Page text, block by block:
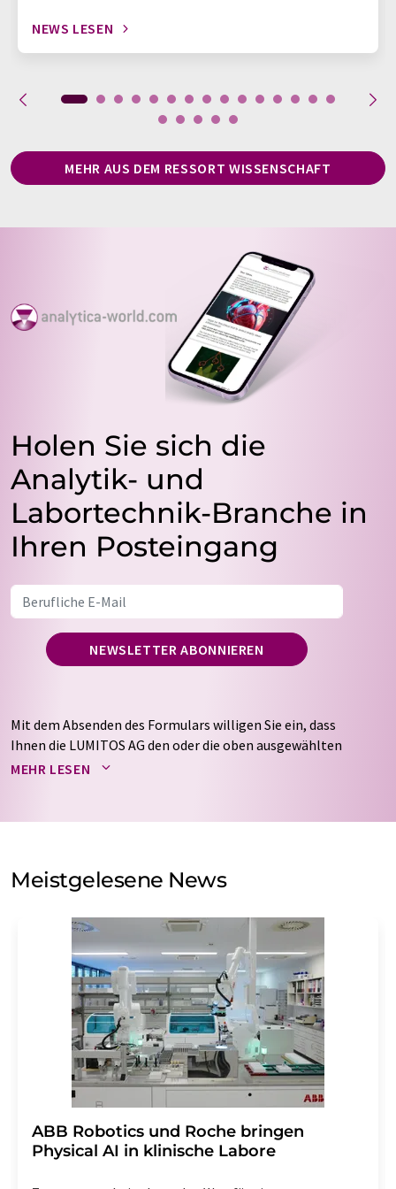
NEWS LESEN
MEHR AUS DEM RESSORT WISSENSCHAFT
Holen Sie sich die
Analytik- und
Labortechnik-Branche in
Ihren Posteingang
NEWSLETTER ABONNIEREN
Mit dem Absenden des Formulars willigen Sie ein, dass
Ihnen die LUMITOS AG den oder die oben ausgewählten
Newsletter per E-Mail zusendet. Ihre Daten werden
auf Basis unsererDatenschutzerklärung. LUMITOS darf
Meinungsforschung per E-Mail kontaktieren. Ihre
Einwilligung können Sie jederzeit ohne Angabe von
Str. 2, 12489 Berlin oder per E-Mail unter
widerruf@lumitos.commit Wirkung für die Zukunft
widerrufen. Zudem ist in jeder E-Mail ein Link zur
Abbestellung des entsprechenden Newsletters
enthalten.
MEHR LESEN
Meistgelesene News
​​​​​​​ABB Robotics und Roche bringen
Physical AI in klinische Labore